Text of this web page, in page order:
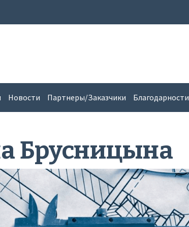
Новости Партнеры/Заказчики Благодарности
Брусницына